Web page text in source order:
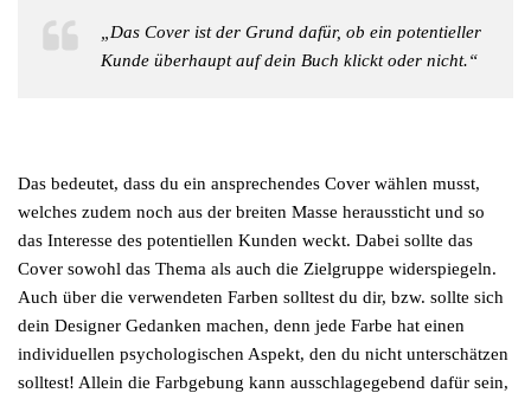
„Das Cover ist der Grund dafür, ob ein potentieller
Kunde überhaupt auf dein Buch klickt oder nicht.“
Das bedeutet, dass du ein ansprechendes Cover wählen musst,
welches zudem noch aus der breiten Masse heraussticht und so
das Interesse des potentiellen Kunden weckt. Dabei sollte das
Cover sowohl das Thema als auch die Zielgruppe widerspiegeln.
Auch über die verwendeten Farben solltest du dir, bzw. sollte sich
dein Designer Gedanken machen, denn jede Farbe hat einen
individuellen psychologischen Aspekt, den du nicht unterschätzen
solltest! Allein die Farbgebung kann ausschlagegebend dafür sein,